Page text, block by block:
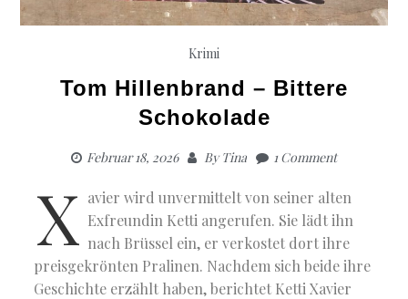
Krimi
Tom Hillenbrand – Bittere
Schokolade
Februar 18, 2026 ByTina 1 Comment
X avier wird unvermittelt von seiner alten
Exfreundin Ketti angerufen. Sie lädt ihn
nach Brüssel ein, er verkostet dort ihre
preisgekrönten Pralinen. Nachdem sich beide ihre
Geschichte erzählt haben, berichtet Ketti Xavier